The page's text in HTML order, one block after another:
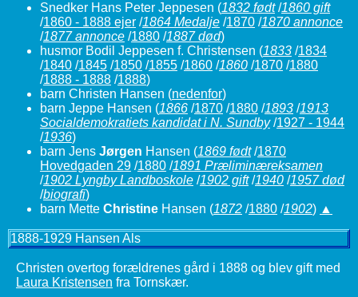
Snedker Hans Peter Jeppesen (1832 født/1860 gift
/1860 - 1888 ejer /1864 Medalje /1870 /1870 annonce
/1877 annonce /1880 /1887 død)
husmor Bodil Jeppesen f. Christensen (1833 /1834
/1840 /1845 /1850 /1855 /1860 /1860 /1870 /1880
/1888 - 1888 /1888)
barn Christen Hansen (nedenfor)
barn Jeppe Hansen (1866 /1870 /1880 /1893 /1913
Socialdemokratiets kandidat i N. Sundby/1927 - 1944
/1936)
barn Jens Jørgen Hansen (1869 født/1870
Hovedgaden 29 /1880 /1891 Præliminæreksamen
/1902 Lyngby Landboskole /1902 gift/1940 /1957 død
/biografi)
barn Mette Christine Hansen (1872 /1880 /1902) ▲
1888-1929 Hansen Als
Christen overtog forældrenes gård i 1888 og blev gift med
Laura Kristensen fra Tornskær.